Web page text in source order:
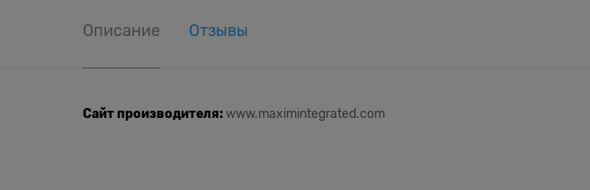
Описание Отзывы
Сайт производителя:www.maximintegrated.com